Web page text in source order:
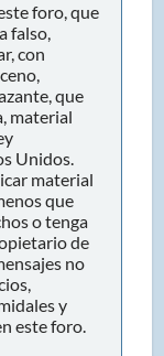
foro, que
falso,
con
que
material
Unidos.
material
que
o tenga
de
no
y
este foro.